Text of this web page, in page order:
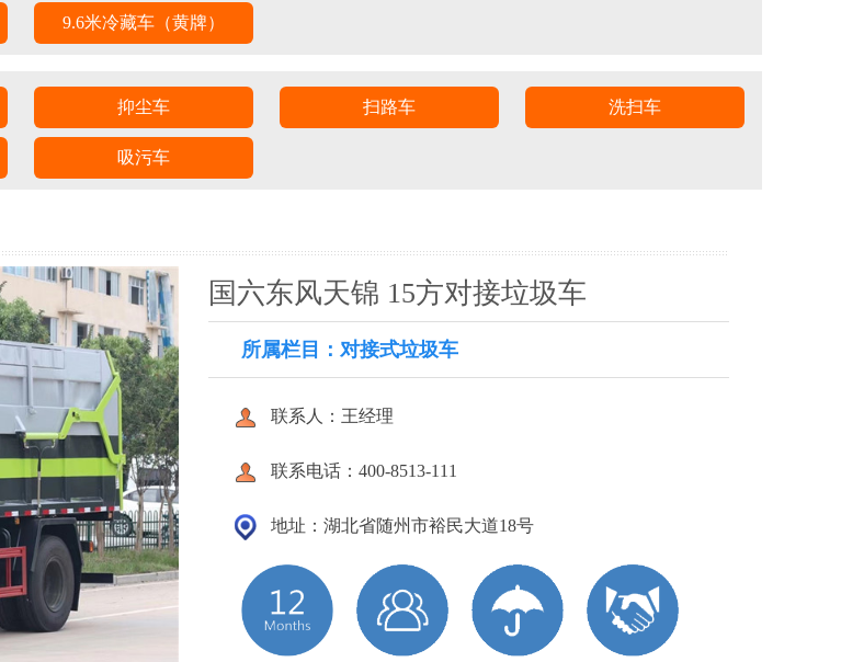
9.6米冷藏车（黄牌）
抑尘车 扫路车 洗扫车
吸污车
国六东风天锦 15方对接垃圾车
所属栏目：对接式垃圾车
联系人：王经理
联系电话：400-8513-111
地址：湖北省随州市裕民大道18号